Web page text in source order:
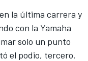
la última carrera y
con la Yamaha
solo un punto
el podio, tercero.